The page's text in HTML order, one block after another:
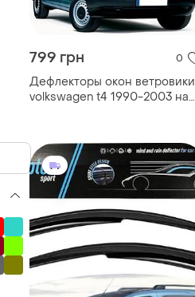
799 грн 0
Дефлекторы окон ветровики
volkswagen t4 1990-2003 на